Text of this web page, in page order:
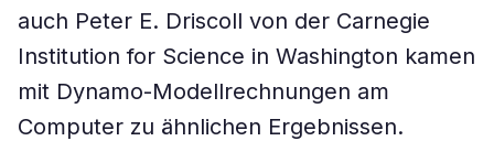
auch Peter E. Driscoll von der Carnegie
Institution for Science in Washington kamen
mit Dynamo-Modellrechnungen am
Computer zu ähnlichen Ergebnissen.